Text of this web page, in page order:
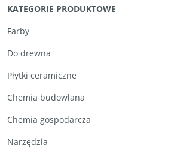
KATEGORIE PRODUKTOWE
Farby
Do drewna
Płytki ceramiczne
Chemia budowlana
Chemia gospodarcza
Narzędzia